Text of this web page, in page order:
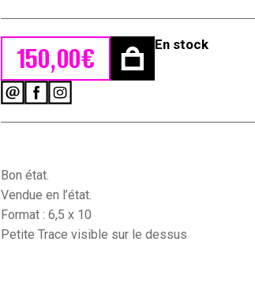
150,00€ En stock
Armée
Infanterie
-
Uniforme
Bon état.
Vendue en l’état.
Format : 6,5 x 10
Petite Trace visible sur le dessus